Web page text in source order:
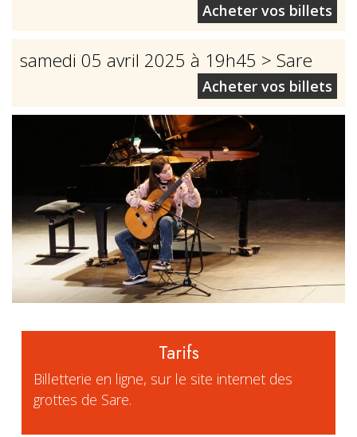
Acheter vos billets
samedi 05 avril 2025 à 19h45 > Sare
Acheter vos billets
Tarifs
Billetterie en ligne, sur le site internet des
grottes de Sare.